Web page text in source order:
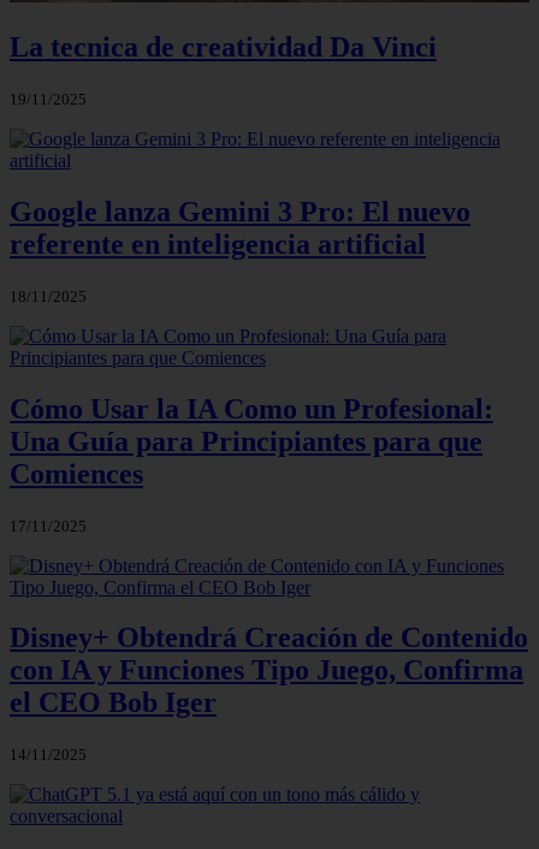
La tecnica de creatividad Da Vinci
19/11/2025
Google lanza Gemini 3 Pro: El nuevo
referente en inteligencia artificial
18/11/2025
Cómo Usar la IA Como un Profesional:
Una Guía para Principiantes para que
Comiences
17/11/2025
Disney+ Obtendrá Creación de Contenido
con IA y Funciones Tipo Juego, Confirma
el CEO Bob Iger
14/11/2025